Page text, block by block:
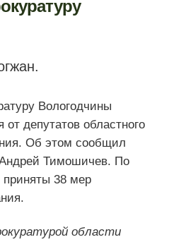
Вологодчины
депутатов областного
Об этом сообщил
Андрей Тимошичев. По
приняты 38 мер
области